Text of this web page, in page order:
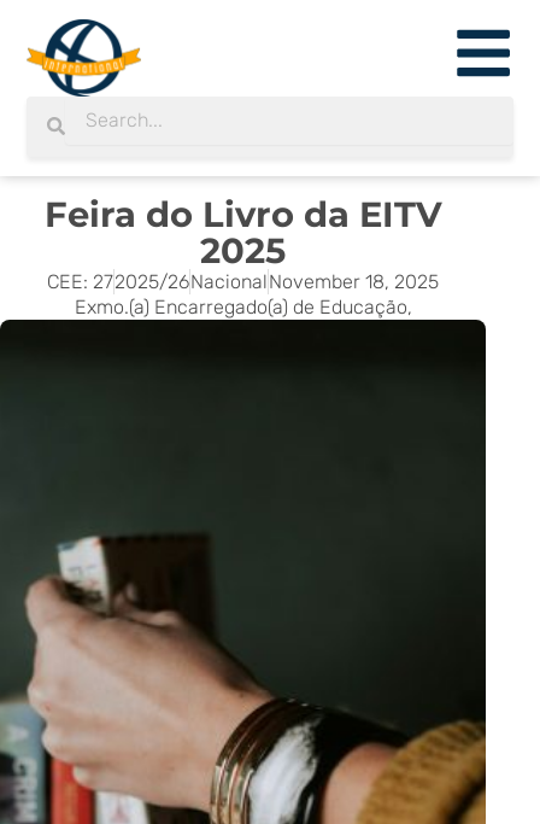
content
Search
Feira do Livro da EITV
2025
CEE: 272025/26NacionalNovember 18, 2025
Exmo.(a) Encarregado(a) de Educação,